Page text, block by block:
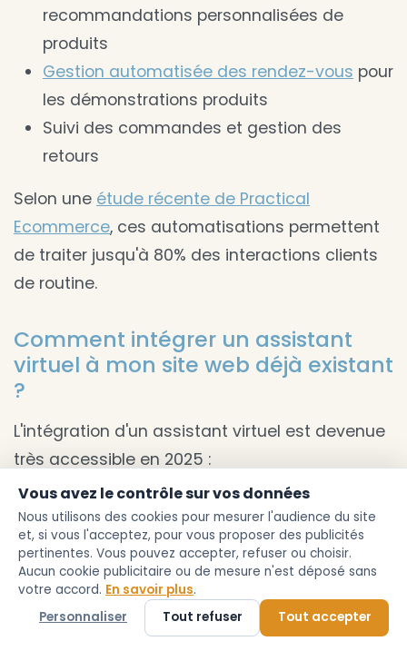
recommandations personnalisées de
produits
Gestion automatisée des rendez-vous pour
les démonstrations produits
Suivi des commandes et gestion des
retours
Selon une étude récente de Practical
Ecommerce, ces automatisations permettent
de traiter jusqu'à 80% des interactions clients
de routine.
Comment intégrer un assistant
virtuel à mon site web déjà existant
?
L'intégration d'un assistant virtuel est devenue
très accessible en 2025 :
Installation via un simple widget JavaScript
Configuration possible sans compétences
techniques particulières
Compatibilité garantie avec les principales
plateformes e-commerce
Vous avez le contrôle sur vos données
Nous utilisons des cookies pour mesurer l'audience du site
et, si vous l'acceptez, pour vous proposer des publicités
pertinentes. Vous pouvez accepter, refuser ou choisir.
Aucun cookie publicitaire ou de mesure n'est déposé sans
votre accord. En savoir plus.
Personnaliser
Tout refuser Tout accepter